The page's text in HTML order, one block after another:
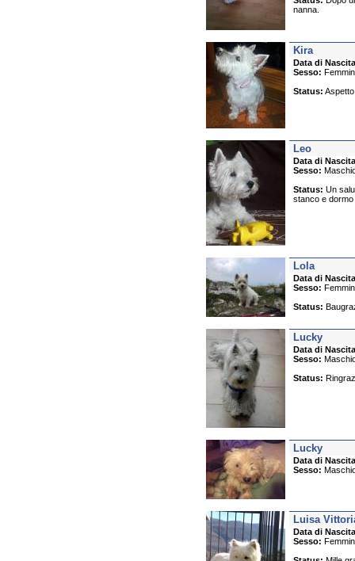
nanna.
Kira
Data di
Sesso:
Status:
Leo
Data di
Sesso:
Status: Un
stanco e
Lola
Data di
Sesso:
Status:
Lucky
Data di
Sesso:
Status:
Lucky
Data di
Sesso:
Luisa
Data di
Sesso: